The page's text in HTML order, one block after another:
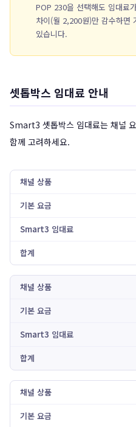
POP 230을 선택해도 임대료
차이(월 2,200원)만 감수하면
있습니다.
셋톱박스 임대료 안내
Smart3 셋톱박스 임대료는 채널
함께 고려하세요.